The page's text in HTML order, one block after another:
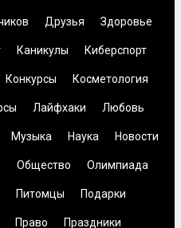
Друзья Здоровье
Каникулы Киберспорт
Конкурсы Косметология
Лайфхаки Любовь
Музыка Наука Новости
Общество Олимпиада
Питомцы Подарки
Право Праздники